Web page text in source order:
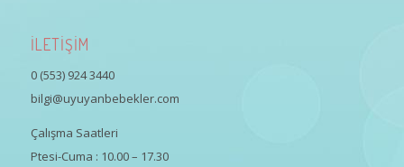
İLETİŞİM
0 (553) 924 3440
bilgi@uyuyanbebekler.com
Çalışma Saatleri
Ptesi-Cuma : 10.00 – 17.30